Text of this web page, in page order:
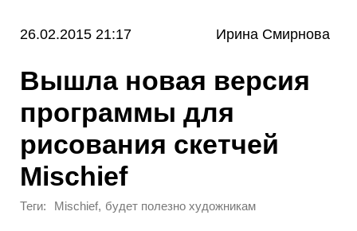
26.02.2015 21:17 Ирина Смирнова
Вышла новая версия
программы для
рисования скетчей
Mischief
Теги: Mischief, будет полезно художникам